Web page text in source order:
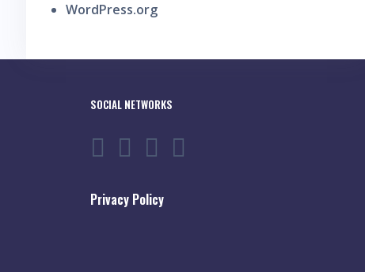
WordPress.org
SOCIAL NETWORKS
Privacy Policy